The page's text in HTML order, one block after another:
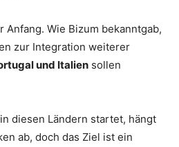
Anfang. Wie Bizum bekanntgab,
zur Integration weiterer
und Italien sollen
diesen Ländern startet, hängt
ab, doch das Ziel ist ein